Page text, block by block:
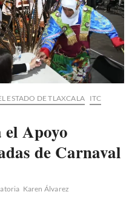
ESTADO DE TLAXCALA ITC
Apoyo
de Carnaval
Karen Álvarez